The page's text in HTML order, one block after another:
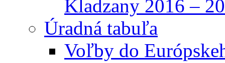
Kladzany 2016 –
Úradná tabuľa
Voľby do